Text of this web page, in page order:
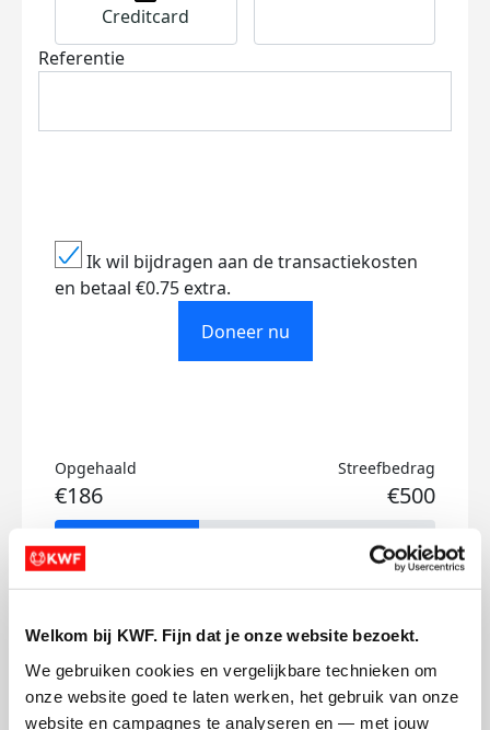
Welkom bij KWF. Fijn dat je onze website bezoekt.
We gebruiken cookies en vergelijkbare technieken om
onze website goed te laten werken, het gebruik van onze
website en campagnes te analyseren en — met jouw
Creditcard
Referentie
Ik wil bijdragen aan de transactiekosten
en betaal €0.75 extra.
Doneer nu
Opgehaald
€186
Streefbedrag
€500
Doneer
Alexander's badges